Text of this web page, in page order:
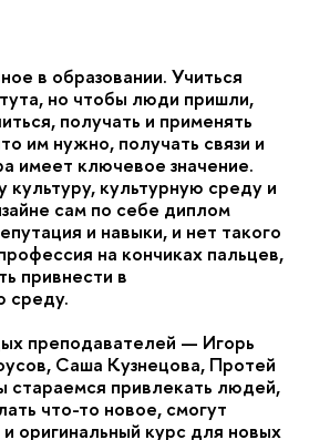
в образовании. Учиться
но чтобы люди пришли,
получать и применять
им нужно, получать связи и
имеет ключевое значение.
культурную среду и
сам по себе диплом
и навыки, и нет такого
на кончиках пальцев,
привнести в
среду.
преподавателей — Игорь
Саша Кузнецова, Протей
стараемся привлекать людей,
что-то новое, смогут
оригинальный курс для новых